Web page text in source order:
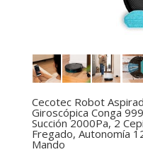
Cecotec Robot
Giroscópica Conga
Succión 2000Pa, 2
Fregado, Autonomía
Mando